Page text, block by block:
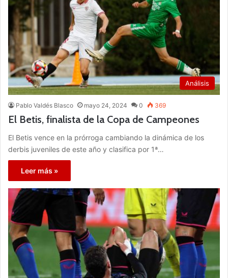
Análisis
Pablo Valdés Blasco mayo 24, 2024 0 369
El Betis, finalista de la Copa de Campeones
El Betis vence en la prórroga cambiando la dinámica de los
derbis juveniles de este año y clasifica por 1ª…
Leer más »